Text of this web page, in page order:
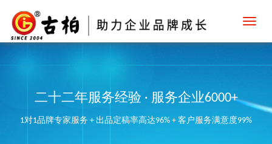
二十二年服务经验 · 服务企业6000+
1对1品牌专家服务 + 出品定稿率高达96% + 客户服务满意度99%